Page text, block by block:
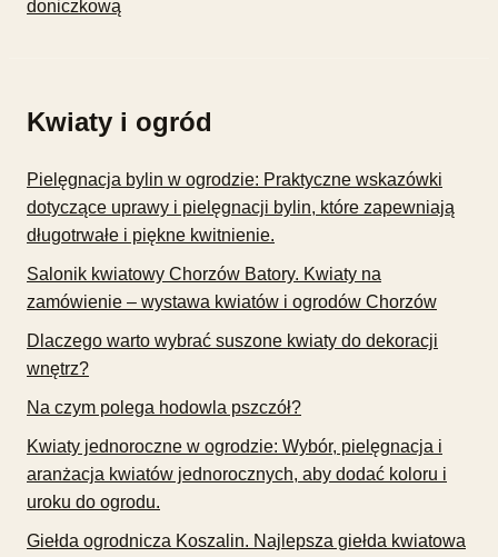
doniczkową
Kwiaty i ogród
Pielęgnacja bylin w ogrodzie: Praktyczne wskazówki
dotyczące uprawy i pielęgnacji bylin, które zapewniają
długotrwałe i piękne kwitnienie.
Salonik kwiatowy Chorzów Batory. Kwiaty na
zamówienie – wystawa kwiatów i ogrodów Chorzów
Dlaczego warto wybrać suszone kwiaty do dekoracji
wnętrz?
Na czym polega hodowla pszczół?
Kwiaty jednoroczne w ogrodzie: Wybór, pielęgnacja i
aranżacja kwiatów jednorocznych, aby dodać koloru i
uroku do ogrodu.
Giełda ogrodnicza Koszalin. Najlepsza giełda kwiatowa